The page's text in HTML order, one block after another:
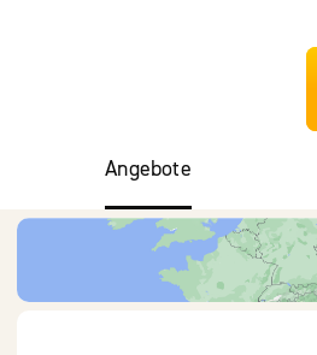
Angebote